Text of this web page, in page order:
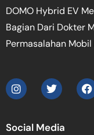
DOMO Hybrid EV
Bagian Dari Dokter
Permasalahan
Social Media